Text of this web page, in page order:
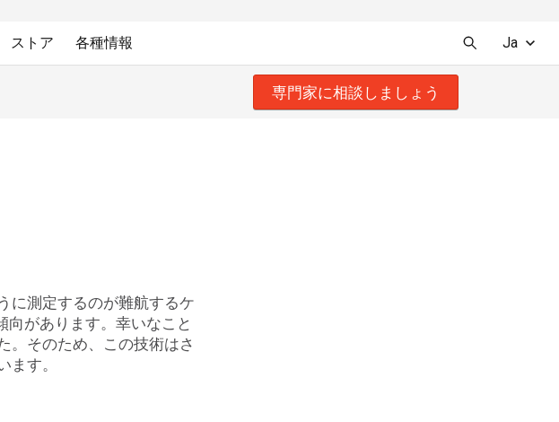
ストア 各種情報 Ja
専門家に相談しましょう
に測定するのが難航するケ
があります。幸いなこと
。そのため、この技術はさ
す。